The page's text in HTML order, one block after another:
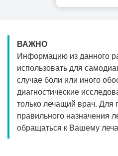
Прием гастроэнтеролога
Прием офтальмолога
Прием уролога
Прием хирурга
Прием кардиолога
ВАЖНО
Информацию из данного
использовать для
случае боли или иного
диагностические
только лечащий врач. Для
правильного назначения
обращаться к Вашему